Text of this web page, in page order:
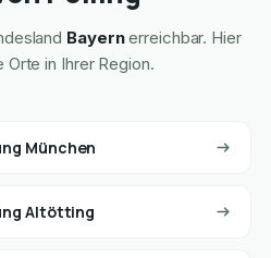
Bayernerreichbar. Hier
in Ihrer Region.
München
Altötting